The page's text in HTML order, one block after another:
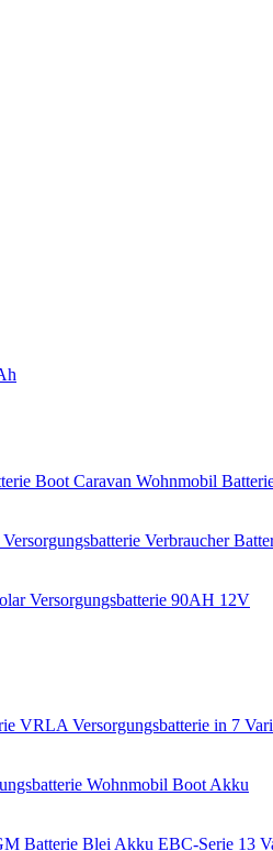
Boot Caravan Wohnmobil
Verbraucher
Versorgungsbatterie 90AH 12V
VRLA Versorgungsbatterie in 7
Wohnmobil Boot Akku
Batterie Blei Akku EBC-Serie 13